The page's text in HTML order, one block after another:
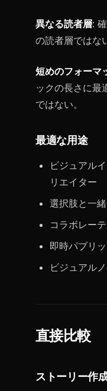
異なる読者層:
の読者層ではな
短めのフォーマ
ックの長さに最
ではない。
最適な用途
ビジュアル
リエイター
選択肢と一
コラボレー
即時パブリ
ビジュアル
直接比較
ストーリー作